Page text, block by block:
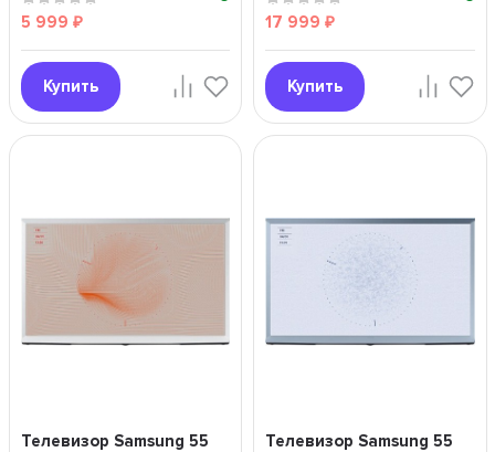
5 999 ₽
Купить
17 999 ₽
Купить
Телевизор Samsung 55
Телевизор Samsung 55